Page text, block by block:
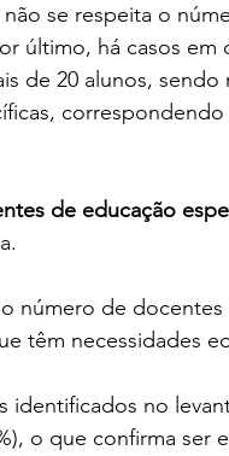
se respeita o
último, há casos
de 20 alunos,
de educação
número de
têm necessidades
identificados no
o que confirma ser